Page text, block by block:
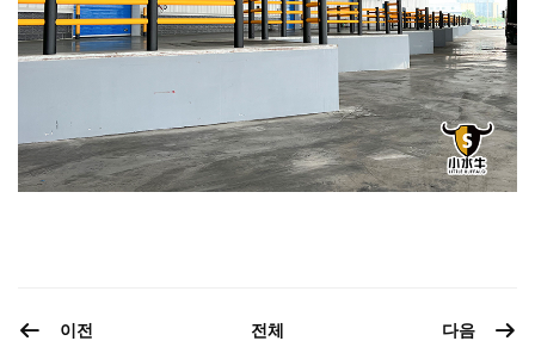
이전 전체 다음